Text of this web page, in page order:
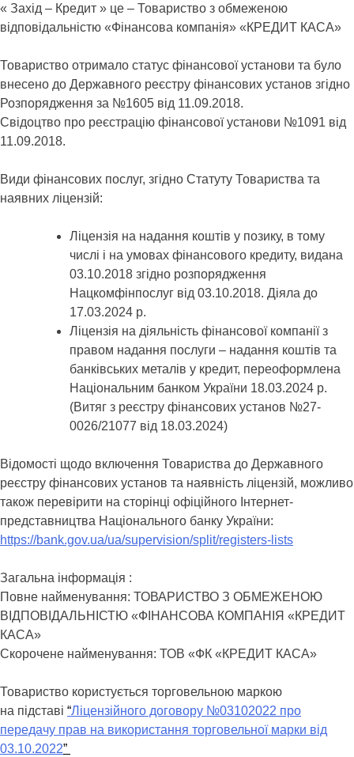
« Захід – Кредит » це – Товариство з обмеженою
відповідальністю «Фінансова компанія» «КРЕДИТ КАСА»
Товариство отримало статус фінансової установи та було
внесено до Державного реєстру фінансових установ згідно
Розпорядження за №1605 від 11.09.2018.
Свідоцтво про реєстрацію фінансової установи №1091 від
11.09.2018.
Види фінансових послуг, згідно Статуту Товариства та
наявних ліцензій:
Ліцензія на надання коштів у позику, в тому
числі і на умовах фінансового кредиту, видана
03.10.2018 згідно розпорядження
Нацкомфінпослуг від 03.10.2018. Діяла до
17.03.2024 р.
Ліцензія на діяльність фінансової компанії з
правом надання послуги – надання коштів та
банківських металів у кредит, переоформлена
Національним банком України 18.03.2024 р.
(Витяг з реєстру фінансових установ №27-
0026/21077 від 18.03.2024)
Відомості щодо включення Товариства до Державного
реєстру фінансових установ та наявність ліцензій, можливо
також перевірити на сторінці офіційного Інтернет-
представництва Національного банку України:
https://bank.gov.ua/ua/supervision/split/registers-lists
Загальна інформація :
Повне найменування: ТОВАРИСТВО З ОБМЕЖЕНОЮ
ВІДПОВІДАЛЬНІСТЮ «ФІНАНСОВА КОМПАНІЯ «КРЕДИТ
КАСА»
Скорочене найменування: ТОВ «ФК «КРЕДИТ КАСА»
Товариство користується торговельною маркою
на підставі “Ліцензійного договору №03102022 про
передачу прав на використання торговельної марки від
03.10.2022”